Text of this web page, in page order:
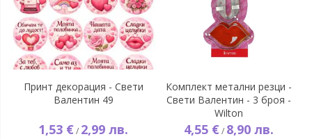
Принт декорация - Свети
Валентин 49
1,53 € / 2,99 лв.
Комплект метални резци -
Свети Валентин - 3 броя -
Wilton
4,55 € / 8,90 лв.